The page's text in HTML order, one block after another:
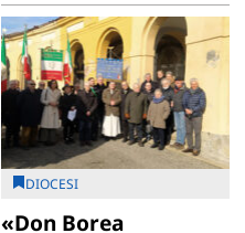
DIOCESI
«Don Borea